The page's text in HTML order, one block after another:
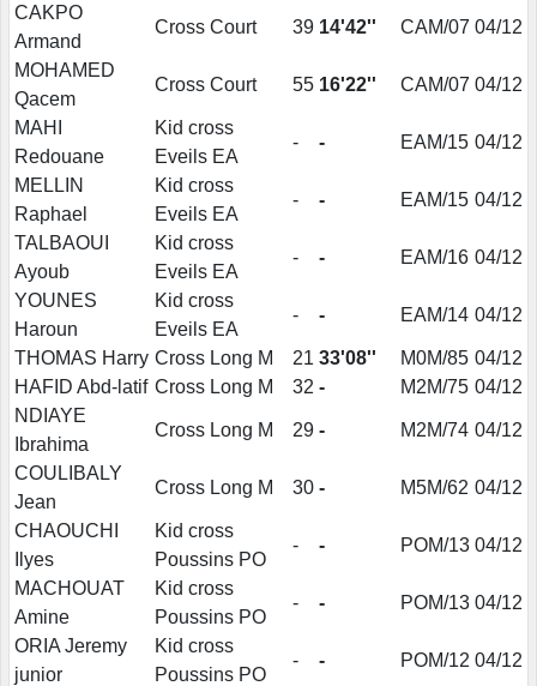
CAKPO
Armand
Cross Court 39 14'42'' CAM/07 04/12
MOHAMED
Qacem
Cross Court 55 16'22'' CAM/07 04/12
MAHI
Redouane
Kid cross
Eveils EA
- - EAM/15 04/12
MELLIN
Raphael
Kid cross
Eveils EA
- - EAM/15 04/12
TALBAOUI
Ayoub
Kid cross
Eveils EA
- - EAM/16 04/12
YOUNES
Haroun
Kid cross
Eveils EA
- - EAM/14 04/12
THOMAS Harry Cross Long M 21 33'08'' M0M/85 04/12
HAFID Abd-latif Cross Long M 32 - M2M/75 04/12
NDIAYE
Ibrahima
Cross Long M 29 - M2M/74 04/12
COULIBALY
Jean
Cross Long M 30 - M5M/62 04/12
CHAOUCHI
Ilyes
Kid cross
Poussins PO
- - POM/13 04/12
MACHOUAT
Amine
Kid cross
Poussins PO
- - POM/13 04/12
ORIA Jeremy
junior
Kid cross
Poussins PO
- - POM/12 04/12